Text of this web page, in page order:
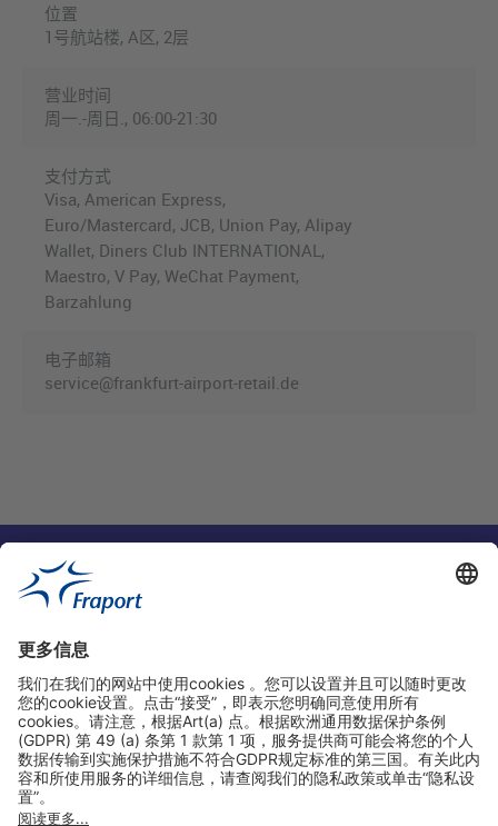
位置
1号航站楼, A区, 2层
营业时间
周一.-周日., 06:00-21:30
支付方式
Visa, American Express,
Euro/Mastercard, JCB, Union Pay, Alipay
Wallet, Diners Club INTERNATIONAL,
Maestro, V Pay, WeChat Payment,
Barzahlung
电子邮箱
service@frankfurt-airport-retail.de
实用链接
购物&线上预定
关于我们